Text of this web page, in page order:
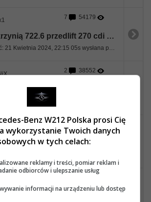
7 54179
Problem ze skrzynią 722.6 przedlift 270 cdi / brak napędu.
Ostatnia wiadomość: 21 Kwietnia 2024, 22:15 05s wysłana przez cmyk1
2 38552
wysokie biegi
2 38907
350 CDI 4Matic rok 2010
Benz W212 Polska prosi Cię
wykorzystanie Twoich danych
w tych celach:
reklamy i treści, pomiar reklam i
odbiorców i ulepszanie usług
informacji na urządzeniu lub dostęp